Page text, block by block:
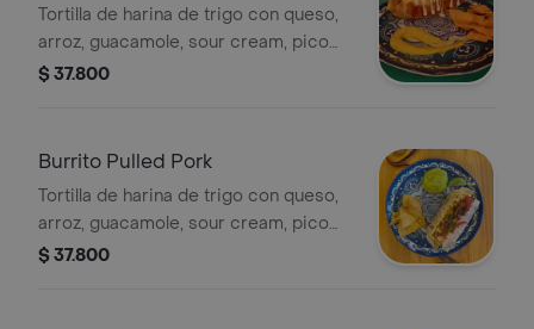
Tortilla de harina de trigo con queso,
arroz, guacamole, sour cream, pico
de gallo, frijol refrito y chicharrón, 1
$ 37.800
Burrito Pulled Pork
Tortilla de harina de trigo con queso,
arroz, guacamole, sour cream, pico
de gallo, frijol refrito y pulled pork, 1
$ 37.800